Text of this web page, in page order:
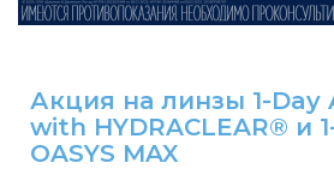
Акция на линзы 1-Day
with HYDRACLEAR® и
OASYS MAX